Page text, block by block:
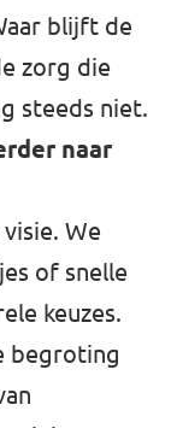
blijft de
zorg die
steeds niet.
naar
We
of snelle
keuzes.
begroting